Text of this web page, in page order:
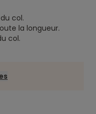
col.
la longueur.
col.